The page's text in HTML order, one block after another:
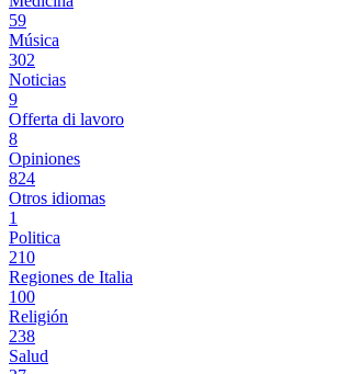
59
Música
302
Noticias
9
Offerta di lavoro
8
Opiniones
824
Otros idiomas
1
Politica
210
Regiones de Italia
100
Religión
238
Salud